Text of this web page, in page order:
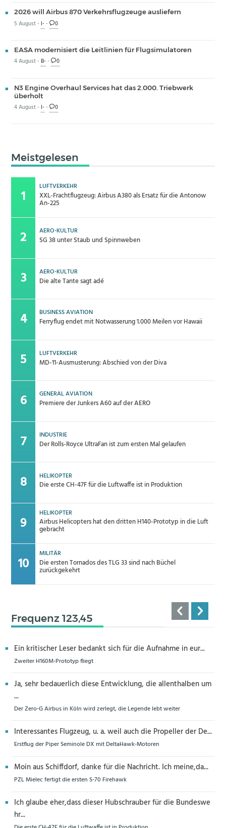
2026 will Airbus 870 Verkehrsflugzeuge ausliefern
5 August - I-- 0
EASA modernisiert die Leitlinien für Flugsimulatoren
4 August -B-- 0
N3 Engine Overhaul Services hat das 2.000. Triebwerk
überholt
4 August - I-- 0
Meistgelesen
LUFTVERKEHR
XXL-Frachtflugzeug: Airbus A380 als Ersatz für die Antonow
An-225
AERO-KULTUR
SG 38 unter Staub und Spinnweben
AERO-KULTUR
Die alte Tante sagt adé
BUSINESS AVIATION
Ferryflug endet mit Notwasserung 1.000 Meilen vor Hawaii
LUFTVERKEHR
MD-11-Ausmusterung: Abschied von der Diva
GENERAL AVIATION
Premiere der Junkers A60 auf der AERO
INDUSTRIE
Der Rolls-Royce UltraFan ist zum ersten Mal gelaufen
HELIKOPTER
Die erste CH-47F für die Luftwaffe ist in Produktion
HELIKOPTER
Airbus Helicopters hat den dritten H140-Prototyp in die Luft
gebracht
MILITÄR
Die ersten Tornados des TLG 33 sind nach Büchel
zurückgekehrt
Frequenz 123,45
Ein kritischer Leser bedankt sich für die Aufnahme in eur...
Zweiter H160M-Prototyp fliegt
Ja, sehr bedauerlich diese Entwicklung, die allenthalben um
...
Der Zero-G Airbus in Köln wird zerlegt, die Legende lebt weiter
Interessantes Flugzeug, u. a. weil auch die Propeller der De...
Erstflug der Piper Seminole DX mit DeltaHawk-Motoren
Moin aus Schiffdorf, danke für die Nachricht. Ich meine,da...
PZL Mielec fertigt die ersten S-70 Firehawk
Ich glaube eher,dass dieser Hubschrauber für die Bundeswe
hr...